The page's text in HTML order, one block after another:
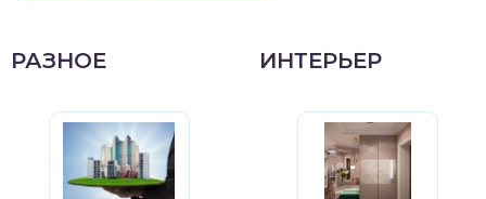
РАЗНОЕ ИНТЕРЬЕР